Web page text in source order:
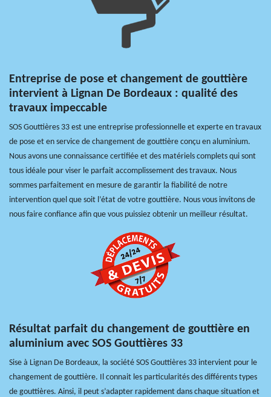
Entreprise de pose et changement de gouttière
intervient à Lignan De Bordeaux : qualité des
travaux impeccable
SOS Gouttières 33 est une entreprise professionnelle et experte en travaux
de pose et en service de changement de gouttière conçu en aluminium.
Nous avons une connaissance certifiée et des matériels complets qui sont
tous idéale pour viser le parfait accomplissement des travaux. Nous
sommes parfaitement en mesure de garantir la fiabilité de notre
intervention quel que soit l’état de votre gouttière. Nous vous invitons de
nous faire confiance afin que vous puissiez obtenir un meilleur résultat.
Résultat parfait du changement de gouttière en
aluminium avec SOS Gouttières 33
Sise à Lignan De Bordeaux, la société SOS Gouttières 33 intervient pour le
changement de gouttière. Il connait les particularités des différents types
de gouttières. Ainsi, il peut s’adapter rapidement dans chaque situation et